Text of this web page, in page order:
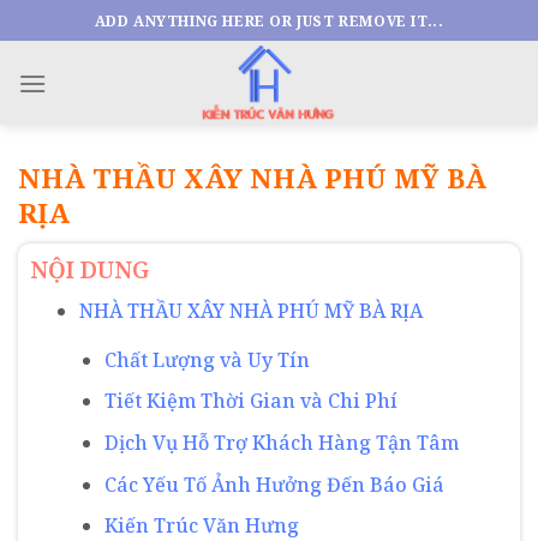
to
content
ADD ANYTHING HERE OR JUST REMOVE IT...
NHÀ THẦU XÂY NHÀ PHÚ MỸ BÀ
RỊA
NỘI DUNG
NHÀ THẦU XÂY NHÀ PHÚ MỸ BÀ RỊA
Chất Lượng và Uy Tín
Tiết Kiệm Thời Gian và Chi Phí
Dịch Vụ Hỗ Trợ Khách Hàng Tận Tâm
Các Yếu Tố Ảnh Hưởng Đến Báo Giá
Kiến Trúc Văn Hưng